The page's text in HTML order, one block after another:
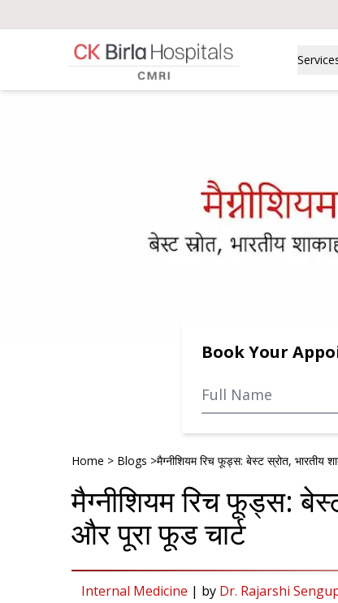
Book Your
Home > Blogs >मैग्नीशियम रिच फूड्स: बेस्ट स्रोत, भारतीय
मैग्नीशियम रिच फूड्स:
और पूरा फूड चार्ट
Internal Medicine | by Dr. Rajarshi